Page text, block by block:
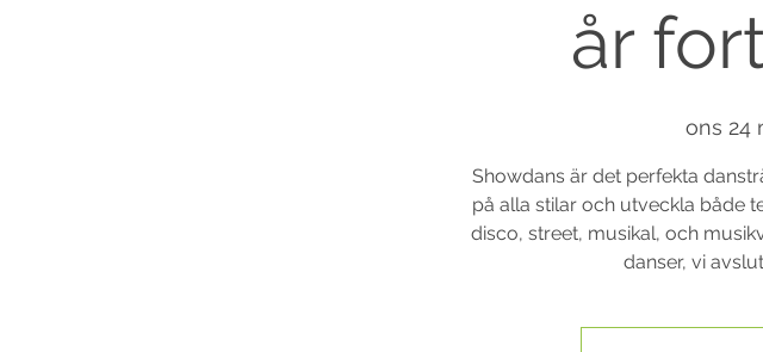
år
ons 24
Showdans är det perfekta
på alla stilar och utveckla både
disco, street, musikal, och
danser, vi